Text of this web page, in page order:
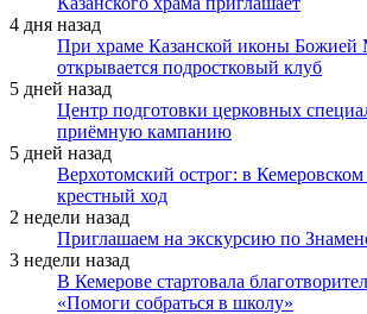
4 дня назад
При храме Казанской иконы Божией
открывается подростковый клуб
5 дней назад
Центр подготовки церковных
приёмную кампанию
5 дней назад
Верхотомский острог: в Кемеровском
крестный ход
2 недели назад
Приглашаем на экскурсию по
3 недели назад
В Кемерове стартовала
«Помоги собраться в школу»